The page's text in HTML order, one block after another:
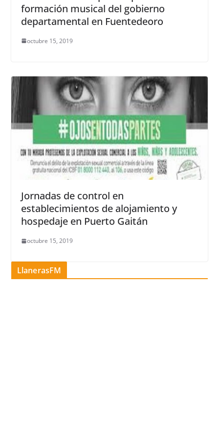
formación musical del gobierno
departamental en Fuentedeoro
octubre 15, 2019
Jornadas de control en
establecimientos de alojamiento y
hospedaje en Puerto Gaitán
octubre 15, 2019
LlanerasFM